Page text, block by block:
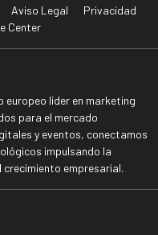
Aviso Legal
Privacidad
Center
europeo líder en marketing
para el mercado
y eventos, conectamos
impulsando la
crecimiento empresarial.